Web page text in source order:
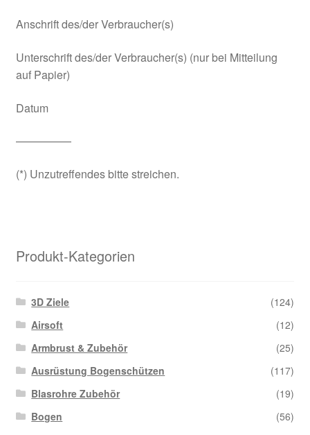
Anschrift des/der Verbraucher(s)
Unterschrift des/der Verbraucher(s) (nur bei Mitteilung
auf Papier)
Datum
—————
(*) Unzutreffendes bitte streichen.
Produkt-Kategorien
3D Ziele
(124)
Airsoft
(12)
Armbrust & Zubehör
(25)
Ausrüstung Bogenschützen
(117)
Blasrohre Zubehör
(19)
Bogen
(56)